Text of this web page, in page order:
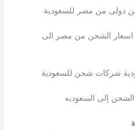
دولى من مصر للسعودية
الشحن من مصر الى
شركات شحن للسعودية
إلى السعوديه